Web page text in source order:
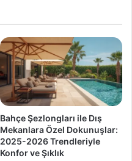
Bahçe Şezlongları ile Dış
Mekanlara Özel Dokunuşlar:
2025-2026 Trendleriyle
Konfor ve Şıklık